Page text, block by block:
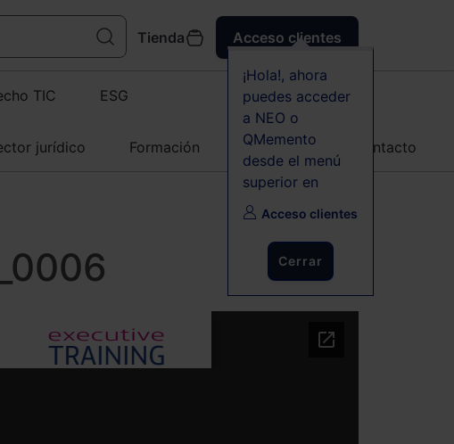
Tienda Acceso clientes
¡Hola!, ahora
puedes acceder
a NEO o
QMemento
desde el menú
superior en
Acceso clientes
Cerrar
TIC ESG
jurídico Formación Agenda Contacto